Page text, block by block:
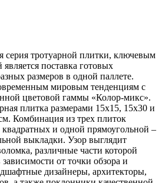
серия тротуарной плитки, ключевым
поставка готовых
размеров в одной паллете.
мировым тенденциям с
цветовой гаммы «Колор-микс».
плитка размерами 15х15, 15х30 и
Комбинация из трех плиток
квадратных и одной прямоугольной –
выкладки. Узор выглядит
различные части которой
от точки обзора и
дизайнеры, архитекторы,